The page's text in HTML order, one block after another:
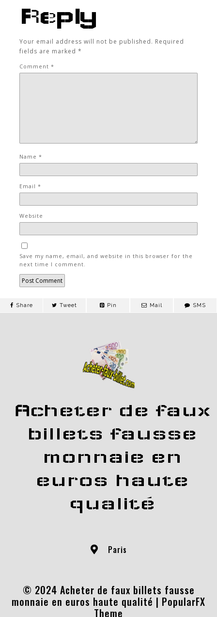
Reply
Your email address will not be published. Required
fields are marked *
Comment *
Name *
Email *
Website
Save my name, email, and website in this browser for the
next time I comment.
Share Tweet Pin Mail SMS
Acheter de faux
billets fausse
monnaie en
euros haute
qualité
Paris
© 2024 Acheter de faux billets fausse
monnaie en euros haute qualité | PopularFX
Theme